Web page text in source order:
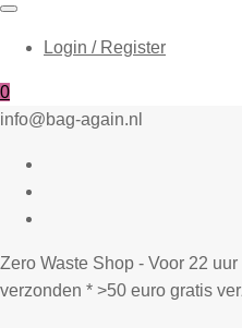
Login / Register
0
info@bag-again.nl
Zero Waste Shop - Voor 22
verzonden * >50 euro gratis